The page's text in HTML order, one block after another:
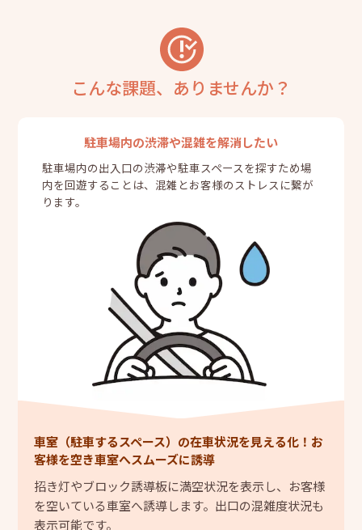
こんな課題、ありませんか？
駐車場内の渋滞や混雑を解消したい
駐車場内の出入口の渋滞や駐車スペースを探すため場
内を回遊することは、混雑とお客様のストレスに繋が
ります。
車室（駐車するスペース）の在車状況を見える化！お
客様を空き車室へスムーズに誘導
招き灯やブロック誘導板に満空状況を表示し、お客様
を空いている車室へ誘導します。出口の混雑度状況も
表示可能です。